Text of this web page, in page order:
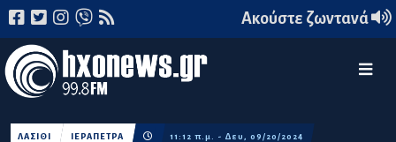
Ακούστε ζωντανά
ΛΑΣΙΘΙ ΙΕΡΑΠΕΤΡΑ 11:12 π.μ. - Δευ, 09/20/2024